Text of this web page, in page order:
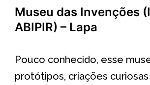
Museu das Invenções
ABIPIR) – Lapa
Pouco conhecido, esse
protótipos, criações